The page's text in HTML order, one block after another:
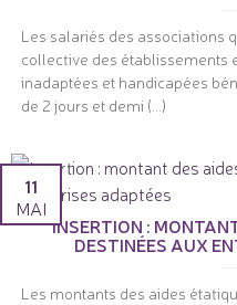
Les salariés des associations
collective des établissements
inadaptées et handicapées
de 2 jours et demi (...)
INSERTION :
DESTINÉES AUX
11
MAI
Les montants des aides